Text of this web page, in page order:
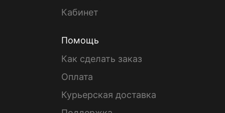
Кабинет
Помощь
Как сделать заказ
Оплата
Курьерская доставка